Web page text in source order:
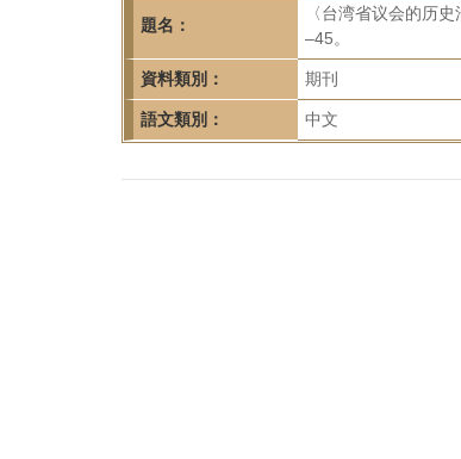
題名：
〈台湾省议会的历
–45。
資料類別： 期刊
語文類別： 中文